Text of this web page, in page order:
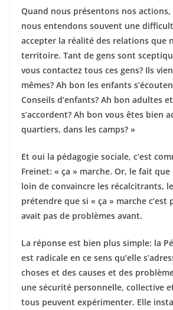
Quand nous présentons nos
nous entendons souvent une
accepter la réalité des relations que
territoire. Tant de gens sont
vous contactez tous ces gens? Ils
mêmes? Ah bon les enfants
Conseils d’enfants? Ah bon adultes
s’accordent? Ah bon vous êtes bien
quartiers, dans les camps? »
Et oui la pédagogie sociale, c’est
Freinet: « ça » marche. Or, le fait que
loin de convaincre les récalcitrants,
prétendre que si « ça » marche c’est
avait pas de problèmes avant.
La réponse est bien plus simple: la
est radicale en ce sens qu’elle
choses et des causes et des
une sécurité personnelle, collective
tous peuvent expérimenter. Elle